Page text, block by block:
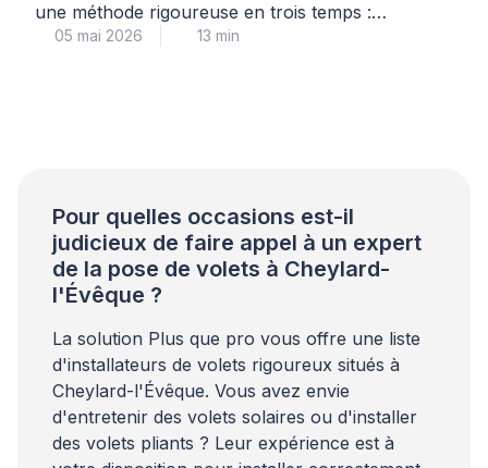
une méthode rigoureuse en trois temps :
diagnostic précis du niveau de corrosion,
05 mai 2026 13 min
Pour quelles occasions est-il
judicieux de faire appel à un expert
de la pose de volets à Cheylard-
l'Évêque ?
La solution Plus que pro vous offre une liste
d'installateurs de volets rigoureux situés à
Cheylard-l'Évêque. Vous avez envie
d'entretenir des volets solaires ou d'installer
des volets pliants ? Leur expérience est à